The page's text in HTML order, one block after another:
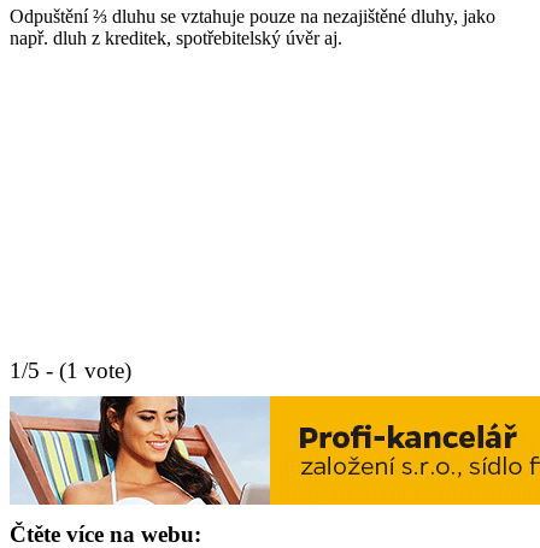
Odpuštění ⅔ dluhu se vztahuje pouze na nezajištěné dluhy, jako
např. dluh z kreditek, spotřebitelský úvěr aj.
1/5 - (1 vote)
Čtěte více na webu: